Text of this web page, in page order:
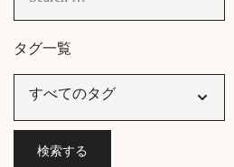
タグ一覧